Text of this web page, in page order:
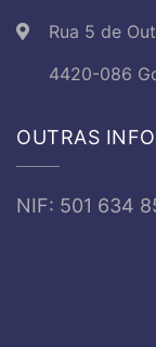
Rua 5 de
4420-086
OUTRAS
NIF: 501 634